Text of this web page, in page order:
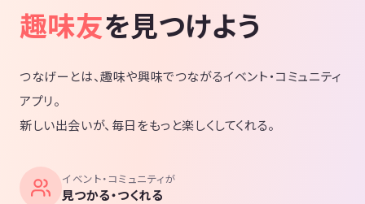
趣味友を見つけよう
つなげーとは、趣味や興味でつながるイベント・コミュニティ
アプリ。
新しい出会いが、毎日をもっと楽しくしてくれる。
イベント・コミュニティが
見つかる・つくれる